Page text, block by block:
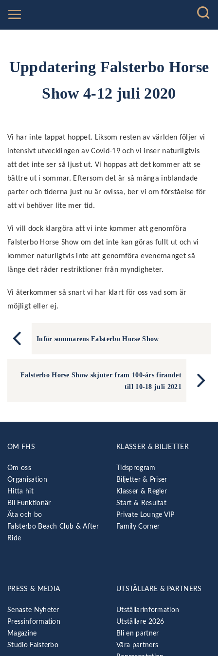
Uppdatering Falsterbo Horse
Show 4-12 juli 2020
Vi har inte tappat hoppet. Liksom resten av världen följer vi
intensivt utvecklingen av Covid-19 och vi inser naturligtvis
att det inte ser så ljust ut. Vi hoppas att det kommer att se
bättre ut i sommar. Eftersom det är så många inblandade
parter och tiderna just nu är ovissa, ber vi om förståelse för
att vi behöver lite mer tid.
Vi vill dock klargöra att vi inte kommer att genomföra
Falsterbo Horse Show om det inte kan göras fullt ut och vi
kommer naturligtvis inte att genomföra evenemanget så
länge det råder restriktioner från myndigheter.
Vi återkommer så snart vi har klart för oss vad som är
möjligt eller ej.
Inför sommarens Falsterbo Horse Show
Falsterbo Horse Show skjuter fram 100-års firandet
till 10-18 juli 2021
OM FHS
Om oss
Organisation
Hitta hit
Bli Funktionär
Äta och bo
Falsterbo Beach Club & After
Ride
KLASSER & BILJETTER
Tidsprogram
Biljetter & Priser
Klasser & Regler
Start & Resultat
Private Lounge VIP
Family Corner
PRESS & MEDIA
Senaste Nyheter
Pressinformation
Magazine
Studio Falsterbo
UTSTÄLLARE & PARTNERS
Utställarinformation
Utställare 2026
Bli en partner
Våra partners